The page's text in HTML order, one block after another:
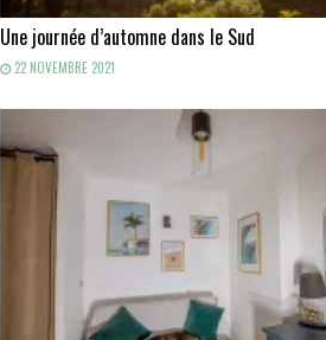
Une journée d’automne dans le Sud
22 NOVEMBRE 2021